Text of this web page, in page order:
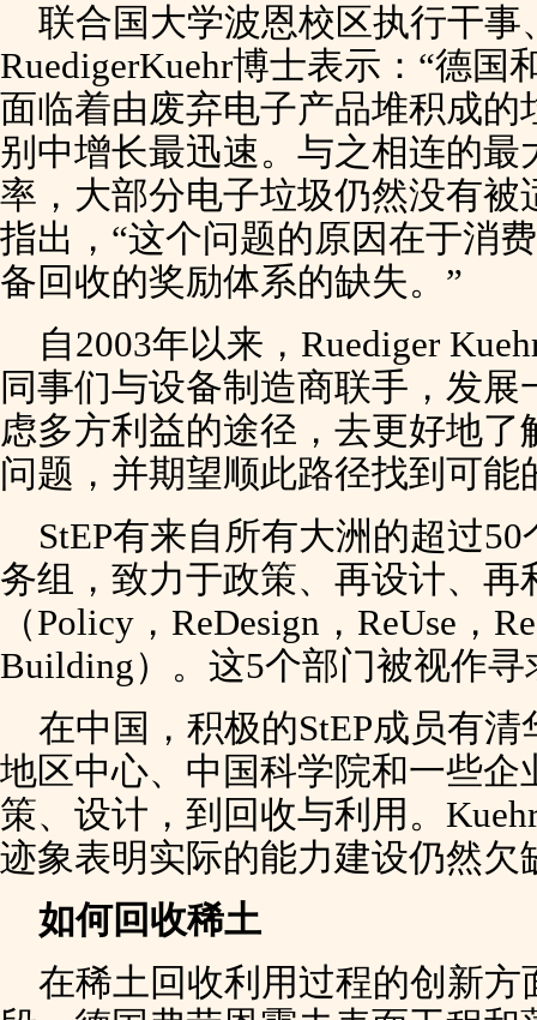
联合国大学波恩校区执行干事
RuedigerKuehr博士表示：“德国
面临着由废弃电子产品堆积成
别中增长最迅速。与之相连的
率，大部分电子垃圾仍然没有被
指出，“这个问题的原因在于消
备回收的奖励体系的缺失。”
自2003年以来，Ruediger
同事们与设备制造商联手，发
虑多方利益的途径，去更好地
问题，并期望顺此路径找到可能
StEP有来自所有大洲的超过
务组，致力于政策、再设计、
（Policy，ReDesign，ReUse，
Building）。这5个部门被视作
在中国，积极的StEP成员有
地区中心、中国科学院和一些企
策、设计，到回收与利用。
迹象表明实际的能力建设仍然欠
如何回收稀土
在稀土回收利用过程的创新